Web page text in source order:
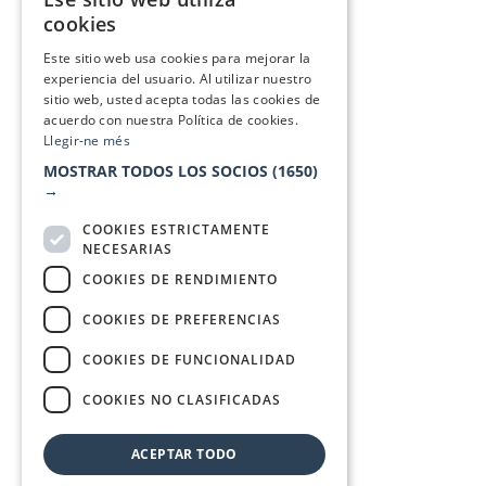
cookies
Este sitio web usa cookies para mejorar la
experiencia del usuario. Al utilizar nuestro
sitio web, usted acepta todas las cookies de
acuerdo con nuestra Política de cookies.
Llegir-ne més
MOSTRAR TODOS LOS SOCIOS (1650)
→
COOKIES ESTRICTAMENTE
NECESARIAS
COOKIES DE RENDIMIENTO
COOKIES DE PREFERENCIAS
COOKIES DE FUNCIONALIDAD
COOKIES NO CLASIFICADAS
ACEPTAR TODO